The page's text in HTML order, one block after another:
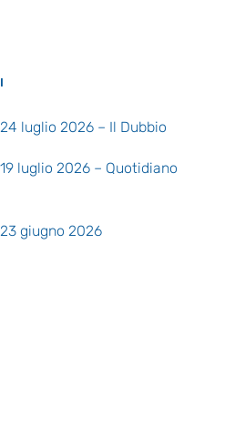
luglio 2026 – Il Dubbio
luglio 2026 – Quotidiano
giugno 2026